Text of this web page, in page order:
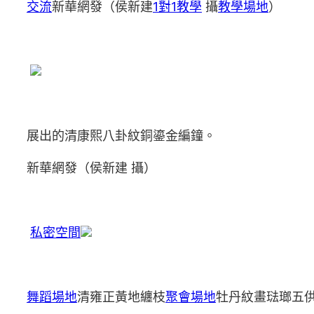
交流新華網發（侯新建1對1教學 攝教學場地）
展出的清康熙八卦紋銅鎏金編鐘。
新華網發（侯新建 攝）
私密空間
舞蹈場地清雍正黃地纏枝聚會場地牡丹紋畫琺瑯五